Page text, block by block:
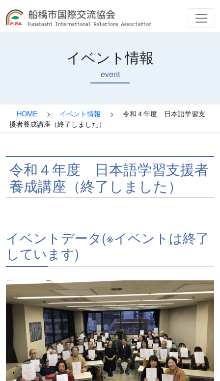
イベント情報
event
HOME > イベント情報 >
令和４年度 日本語学習支
援者養成講座（終了しました）
令和４年度 日本語学習支援者
養成講座（終了しました）
イベントデータ(※イベントは終了
しています)